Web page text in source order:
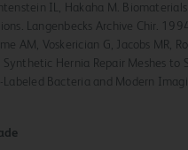
IL, Hakaha M.
Langenbecks Archive Chir.
AM, Voskerician G, Jacobs MR,
Hernia Repair Meshes to
Labeled Bacteria and Modern